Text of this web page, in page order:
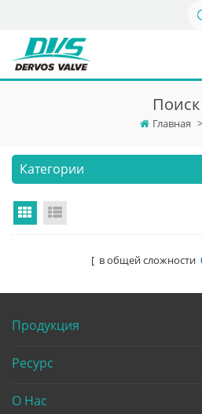
Поиск
Главная >
Категории
Grid View
[ в общей сложности
Продукция
Ресурс
О Нас